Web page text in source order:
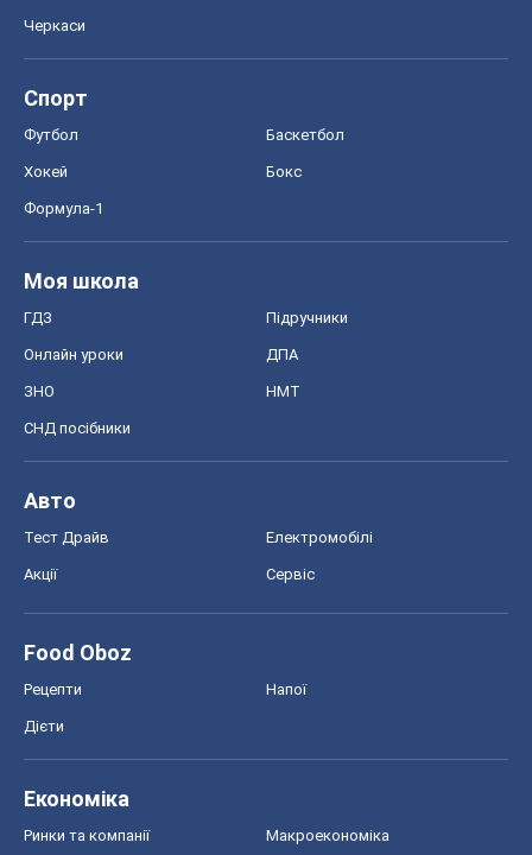
Черкаси
Спорт
Футбол Баскетбол
Хокей Бокс
Формула-1
Моя школа
ГДЗ Підручники
Онлайн уроки ДПА
ЗНО НМТ
СНД посібники
Авто
Тест Драйв Електромобілі
Акції Сервіс
Food Oboz
Рецепти Напої
Дієти
Економіка
Ринки та компанії Макроекономіка